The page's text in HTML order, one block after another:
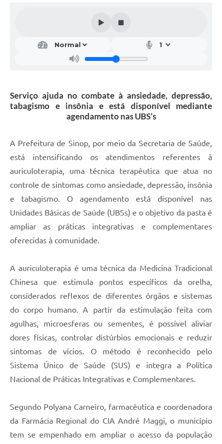
Serviço ajuda no combate à ansiedade, depressão,
tabagismo e insônia e está disponível mediante
agendamento nas UBS’s
A Prefeitura de Sinop, por meio da Secretaria de Saúde,
está intensificando os atendimentos referentes à
auriculoterapia, uma técnica terapêutica que atua no
controle de sintomas como ansiedade, depressão, insônia
e tabagismo. O agendamento está disponível nas
Unidades Básicas de Saúde (UBSs) e o objetivo da pasta é
ampliar as práticas integrativas e complementares
oferecidas à comunidade.
A auriculoterapia é uma técnica da Medicina Tradicional
Chinesa que estimula pontos específicos da orelha,
considerados reflexos de diferentes órgãos e sistemas
do corpo humano. A partir da estimulação feita com
agulhas, microesferas ou sementes, é possível aliviar
dores físicas, controlar distúrbios emocionais e reduzir
sintomas de vícios. O método é reconhecido pelo
Sistema Único de Saúde (SUS) e integra a Política
Nacional de Práticas Integrativas e Complementares.
Segundo Polyana Carneiro, farmacêutica e coordenadora
da Farmácia Regional do CIA André Maggi, o município
tem se empenhado em ampliar o acesso da população